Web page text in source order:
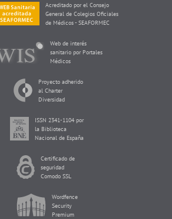
Acreditado por el Consejo
General de Colegios Oficiales
de Médicos - SEAFORMEC
Web de interés
sanitario por Portales
Médicos
Proyecto adherido
al Charter
Diversidad
ISSN 2341-1104 por
la Biblioteca
Nacional de España
Certificado de
seguridad
Comodo SSL
Wordfence
Security
Premium